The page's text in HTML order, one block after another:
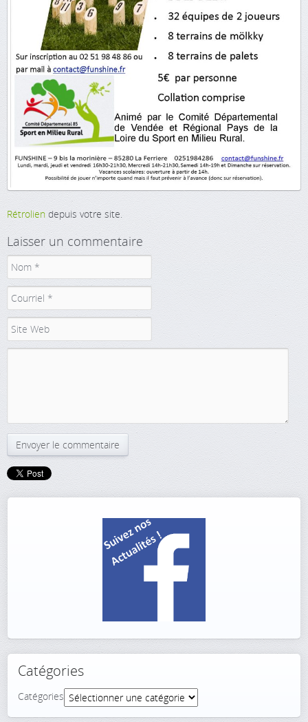
Rétrolien depuis votre site.
Laisser un commentaire
Catégories
Catégories